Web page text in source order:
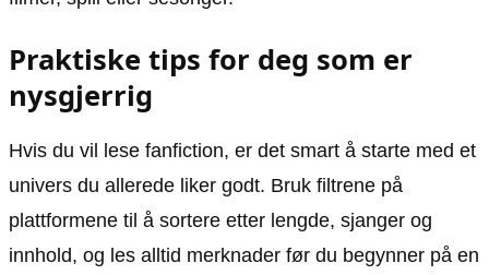
Praktiske tips for deg som er
nysgjerrig
Hvis du vil lese fanfiction, er det smart å starte med et
univers du allerede liker godt. Bruk filtrene på
plattformene til å sortere etter lengde, sjanger og
innhold, og les alltid merknader før du begynner på en